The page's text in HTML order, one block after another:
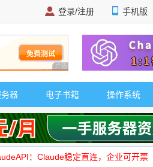
登录/注册 手机版
广告 商业广告，理性选择
务器 电子书籍 操作系统
：Claude稳定直连，企业可开票